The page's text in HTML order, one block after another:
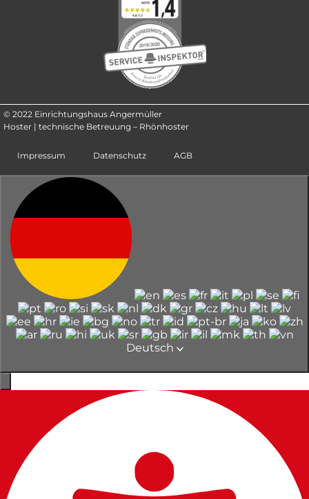
© 2022 Einrichtungshaus Angermüller
Hoster | technische Betreuung – Rhönhoster
Impressum Datenschutz AGB
Deutsch